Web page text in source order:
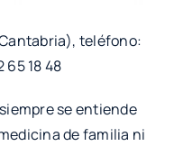
teléfono:
65 18 48
se entiende
de familia ni